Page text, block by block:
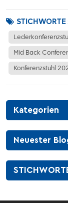
Ergonomic Leder
in Spaten liefern und
STICHWORTE
Mid Back
Konferenzstuhl
Kategorien
Neuester